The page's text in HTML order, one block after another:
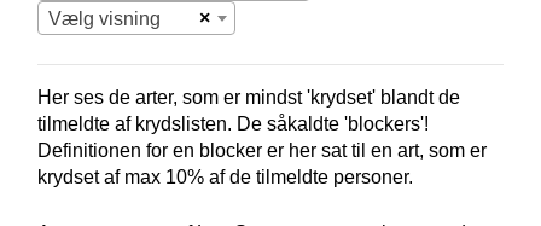
×
Vælg visning
Her ses de arter, som er mindst 'krydset' blandt de
tilmeldte af krydslisten. De såkaldte 'blockers'!
Definitionen for en blocker er her sat til en art, som er
krydset af max 10% af de tilmeldte personer.